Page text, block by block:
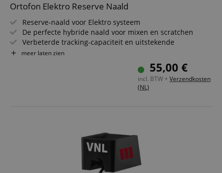
Ortofon Elektro Reserve Naald
Reserve-naald voor Elektro systeem
De perfecte hybride naald voor mixen en scratchen
Verbeterde tracking-capaciteit en uitstekende
geluidskwaliteit
meer laten zien
55,00 €
incl. BTW + Verzendkosten
(NL)